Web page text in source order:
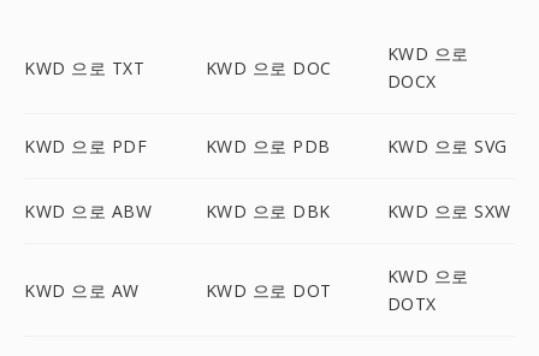
KWD 으로 TXT KWD 으로 DOC
KWD 으로
DOCX
KWD 으로 PDF KWD 으로 PDB KWD 으로 SVG
KWD 으로 ABW KWD 으로 DBK KWD 으로 SXW
KWD 으로 AW KWD 으로 DOT
KWD 으로
DOTX